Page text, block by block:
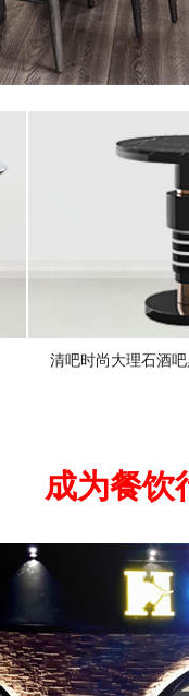
清吧时尚大理石酒
成为餐饮